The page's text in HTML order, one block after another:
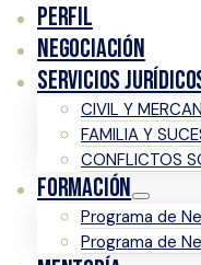
PERFIL
NEGOCIACIÓN
SERVICIOS
CIVIL Y
FAMILIA Y
CONFLICTOS
FORMACIÓN
Programa de
Programa de